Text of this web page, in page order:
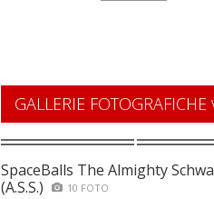
GALLERIE FOTOGRAFICHE
SpaceBalls The Almighty
(A.S.S.)
10 FOTO